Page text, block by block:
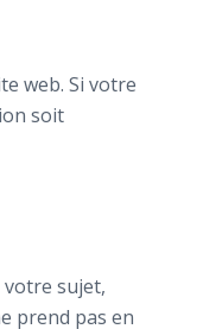
web. Si votre
soit
votre sujet,
prend pas en